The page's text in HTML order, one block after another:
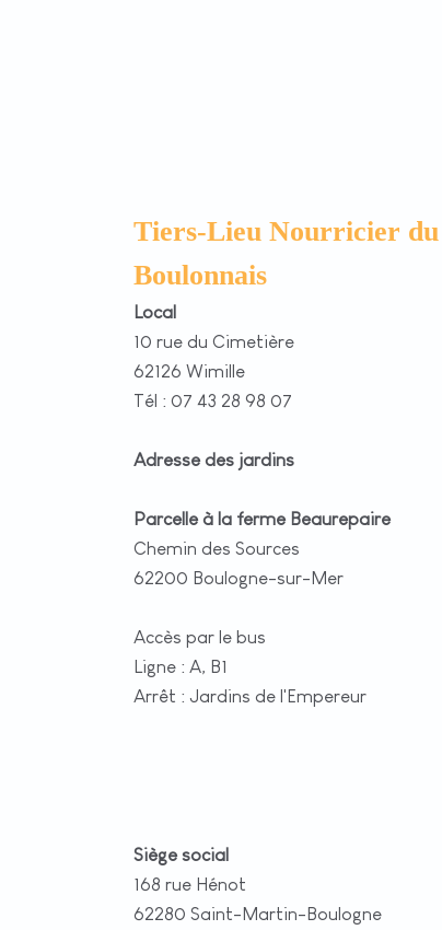
Tiers-Lieu Nourricier du
Boulonnais
Local
10 rue du Cimetière
62126 Wimille
Tél : 07 43 28 98 07
Adresse des jardins
Parcelle à la ferme Beaurepaire
Chemin des Sources
62200 Boulogne-sur-Mer
Accès par le bus
Ligne : A, B1
Arrêt : Jardins de l'Empereur
Siège social
168 rue Hénot
62280 Saint-Martin-Boulogne